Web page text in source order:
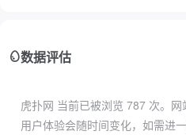
数据评估
虎扑网 当前已被浏览 787 次。网
用户体验会随时间变化，如需进